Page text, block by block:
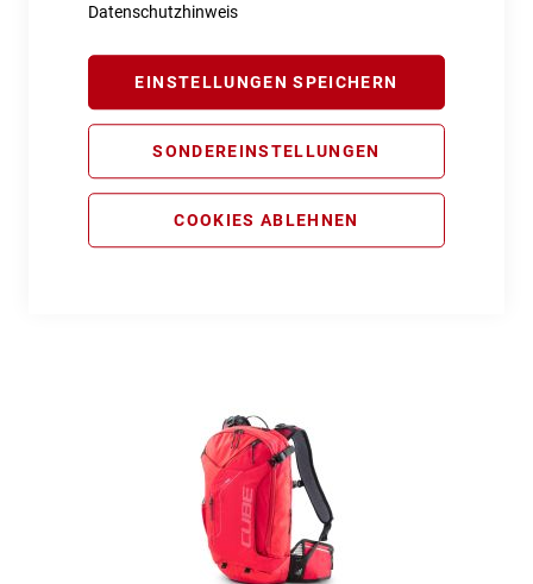
Datenschutzhinweis
EINSTELLUNGEN SPEICHERN
SONDEREINSTELLUNGEN
COOKIES ABLEHNEN
Cube Rucksack EDGE TRAIL